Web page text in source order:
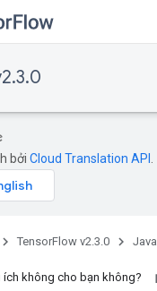
bởi Cloud Translation API
TensorFlow v2.3.0 Java
ích không cho bạn không?